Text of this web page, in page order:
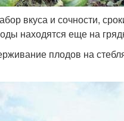
вкуса и сочности,
находятся еще на
плодов на